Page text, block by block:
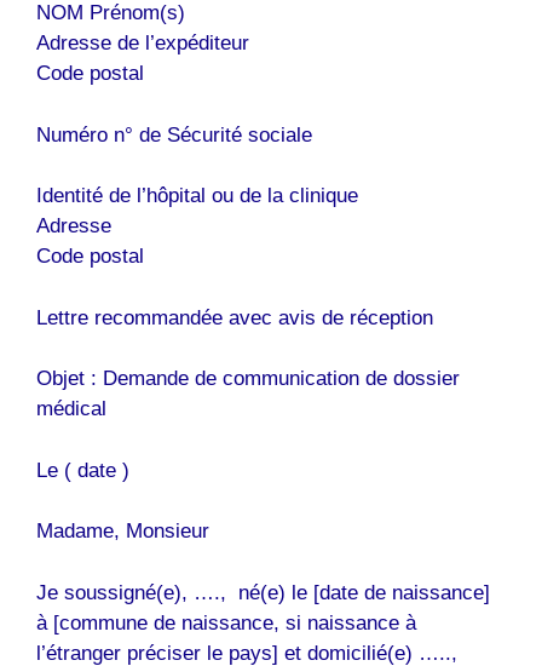
NOM Prénom(s)
Adresse de l’expéditeur
Code postal
Numéro n° de Sécurité sociale
Identité de l’hôpital ou de la clinique
Adresse
Code postal
Lettre recommandée avec avis de réception
Objet : Demande de communication de dossier
médical
Le ( date )
Madame, Monsieur
Je soussigné(e), …., né(e) le [date de naissance]
à [commune de naissance, si naissance à
l’étranger préciser le pays] et domicilié(e) …..,